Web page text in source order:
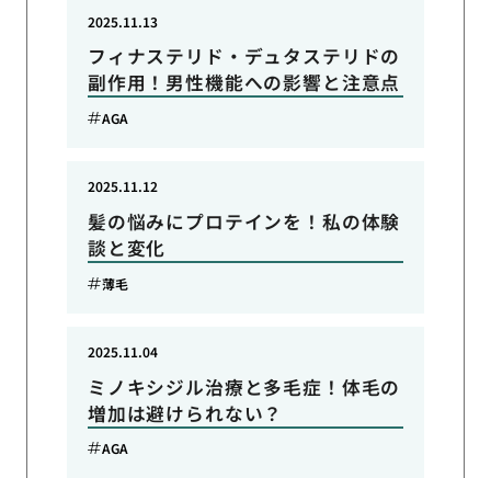
フィナステリド・デュタステリドの
副作用！男性機能への影響と注意点
2025.11.13
AGA
髪の悩みにプロテインを！私の体験
談と変化
2025.11.12
薄毛
ミノキシジル治療と多毛症！体毛の
増加は避けられない？
2025.11.04
AGA